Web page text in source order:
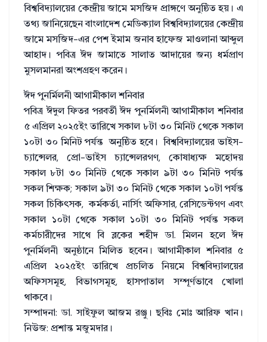
বিশ্ববিদ্যালয়ের কেন্দ্রীয় জামে মসজিদ প্রাঙ্গণে অনুষ্ঠিত হয়। এ
তথ্য জানিয়েছেন বাংলাদেশ মেডিক্যাল বিশ্ববিদ্যালয়ের কেন্দ্রীয়
জামে মসজিদ-এর পেশ ইমাম জনাব হাফেজ মাওলানা আব্দুল
আহাদ। পবিত্র ঈদ জামাতে সালাত আদায়ের জন্য ধর্মপ্রাণ
মুসলমানরা অংশগ্রহণ করেন।
ঈদ পুনর্মিলনী আগামীকাল শনিবার
পবিত্র ঈদুল ফিতর পরবর্তী ঈদ পুনর্মিলনী আগামীকাল শনিবার
৫ এপ্রিল ২০২৫ইং তারিখে সকাল ৮টা ৩০ মিনিট থেকে সকাল
১০টা ৩০ মিনিট পর্যন্ত অনুষ্ঠিত হবে। বিশ্ববিদ্যালয়ের ভাইস-
চ্যান্সেলর, প্রো-ভাইস চ্যান্সেলরগণ, কোষাধ্যক্ষ মহোদয়
সকাল ৮টা ৩০ মিনিট থেকে সকাল ৯টা ৩০ মিনিট পর্যন্ত
সকল শিক্ষক; সকাল ৯টা ৩০ মিনিট থেকে সকাল ১০টা পর্যন্ত
সকল চিকিৎসক, কর্মকর্তা, নার্সিং অফিসার, রেসিডেন্টগণ এবং
সকাল ১০টা থেকে সকাল ১০টা ৩০ মিনিট পর্যন্ত সকল
কর্মচারীদের সাথে বি ব্লকের শহীদ ডা. মিলন হলে ঈদ
পুনর্মিলনী অনুষ্ঠানে মিলিত হবেন। আগামীকাল শনিবার ৫
এপ্রিল ২০২৫ইং তারিখে প্রচলিত নিয়মে বিশ্ববিদ্যালয়ের
অফিসসমূহ, বিভাগসমূহ, হাসপাতাল সম্পূর্ণভাবে খোলা
থাকবে।
সম্পাদনা: ডা. সাইফুল আজম রঞ্জু। ছবিঃ মোঃ আরিফ খান।
নিউজ: প্রশান্ত মজুমদার।